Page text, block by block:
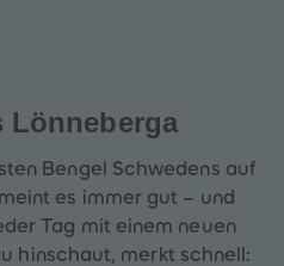
Lönneberga
Bengel Schwedens auf
es immer gut – und
Tag mit einem neuen
hinschaut, merkt schnell: